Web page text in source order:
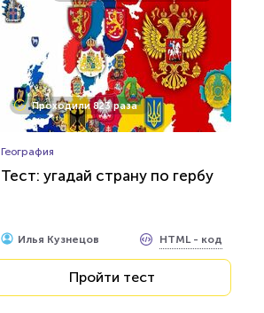
Проходили 823 раза
География
Тест: угадай страну по гербу
Илья Кузнецов HTML - код
Пройти тест